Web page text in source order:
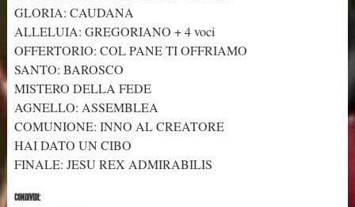
GLORIA: CAUDANA
ALLELUIA: GREGORIANO + 4 voci
OFFERTORIO: COL PANE TI OFFRIAMO
SANTO: BAROSCO
MISTERO DELLA FEDE
AGNELLO: ASSEMBLEA
COMUNIONE: INNO AL CREATORE
HAI DATO UN CIBO
FINALE: JESU REX ADMIRABILIS
CONDIVIDI: